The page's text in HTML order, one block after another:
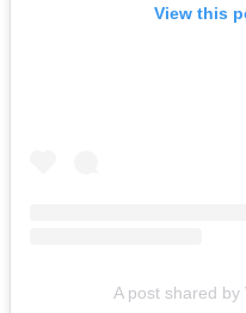
View this
A post shared